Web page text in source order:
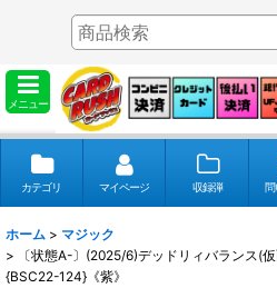
メニュー
カテゴリ マイページ 収録弾 問
ホーム > マジック
>
〔状態A-〕(2025/6)デッドリィバランス(
{BSC22-124}《紫》